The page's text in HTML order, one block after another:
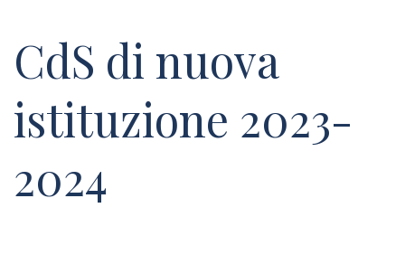
CdS di nuova
istituzione 2023-
2024